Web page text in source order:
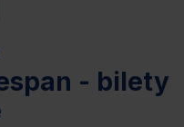
- bilety